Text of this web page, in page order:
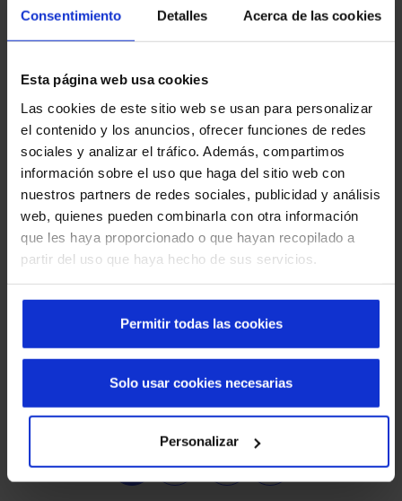
Consentimiento Detalles Acerca de las cookies
Esta página web usa cookies
Las cookies de este sitio web se usan para personalizar
el contenido y los anuncios, ofrecer funciones de redes
sociales y analizar el tráfico. Además, compartimos
información sobre el uso que haga del sitio web con
nuestros partners de redes sociales, publicidad y análisis
web, quienes pueden combinarla con otra información
que les haya proporcionado o que hayan recopilado a
partir del uso que haya hecho de sus servicios.
Permitir todas las cookies
Personalizar
Solo usar cookies necesarias
Découvrez les portes automatiques Manusa
dans les quartiers de Barcelone
Que faire en cas de panne d'une porte rapide :
Page courante
1
Page
2
…
Next page
›
Dernière page
»